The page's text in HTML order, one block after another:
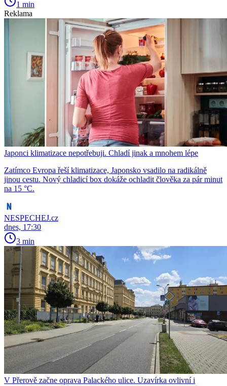
1 min
Reklama
Japonci klimatizace nepotřebuji. Chladí jinak a mnohem lépe
Zatímco Evropa řeší klimatizace, Japonsko vsadilo na radikálně
jinou cestu. Nový chladicí box dokáže ochladit člověka za pár minut
na 15 °C.
NESPECHEJ.cz
dnes, 17:30
3 min
V Přerově začne oprava Palackého ulice. Uzavírka ovlivní i